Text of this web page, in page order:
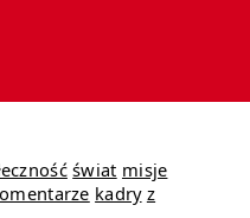
świat misje
kadry z